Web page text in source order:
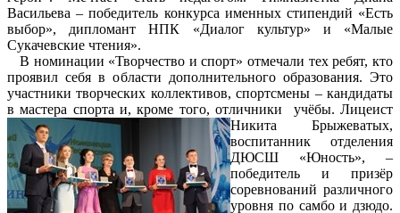
Васильева – победитель конкурса именных стипендий «Есть
выбор», дипломант НПК «Диалог культур» и «Малые
Сукачевские чтения».
В номинации «Творчество и спорт» отмечали тех ребят, кто
проявил себя в области дополнительного образования. Это
участники творческих коллективов, спортсмены – кандидаты
в мастера спорта и, кроме того, отличники учёбы. Лицеист
Никита Брыжеватых,
воспитанник отделения
ДЮСШ «Юность», –
победитель и призёр
соревнований различного
уровня по самбо и дзюдо.